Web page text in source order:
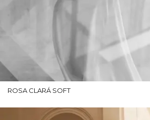
ROSA CLARÁ SOFT